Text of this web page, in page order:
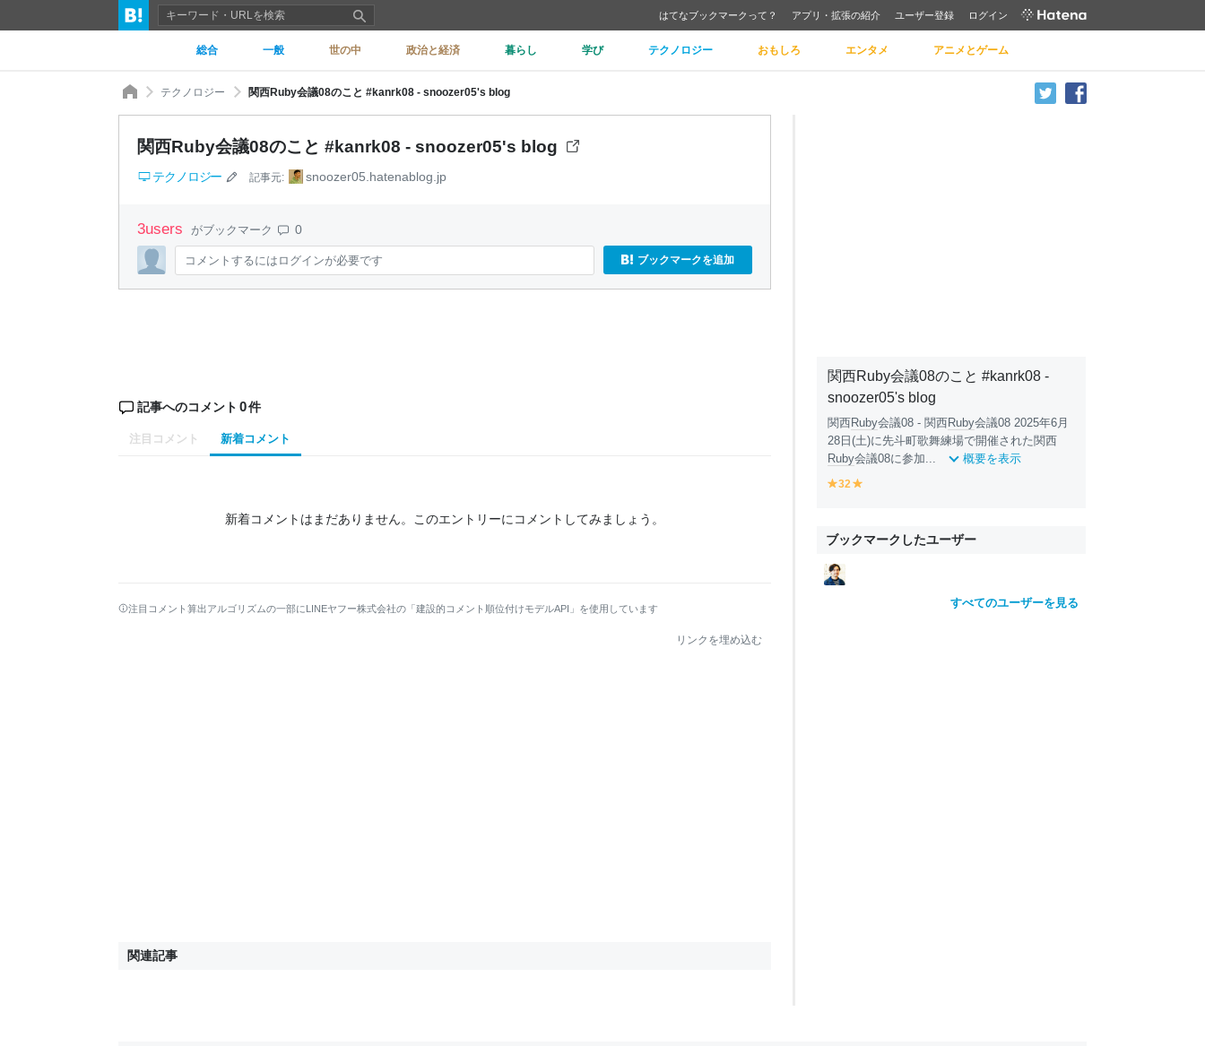
はてなブックマークって？ アプリ・拡張の紹介 ユーザー登録 ログイン
総合 一般 世の中 政治と経済 暮らし 学び テクノロジー おもしろ エンタメ アニメとゲーム
テクノロジー 関西Ruby会議08のこと #kanrk08 - snoozer05's blog
関西Ruby会議08のこと #kanrk08 - snoozer05's blog
テクノロジー 記事元: snoozer05.hatenablog.jp
3users がブックマーク 0
コメントするにはログインが必要です ブックマークを追加
記事へのコメント 0件
注目コメント 新着コメント
新着コメントはまだありません。 このエントリーにコメントしてみましょう。
注目コメント算出アルゴリズムの一部にLINEヤフー株式会社の「建設的コメント順位付けモデルAPI」を使用しています
リンクを埋め込む
関連記事
関西Ruby会議08のこと #kanrk08 -
snoozer05's blog
関西Ruby会議08 - 関西Ruby会議08 2025年6月
28日(土)に先斗町歌舞練場で開催された関西
Ruby会議08に参加... 概要を表示
y
o
w
32
o
w
ブックマークしたユーザー
すべてのユーザーを見る